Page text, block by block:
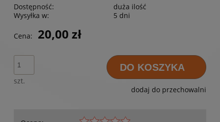
Dostępność:
duża ilość
Wysyłka w:
5 dni
Cena: 20,00 zł
szt.
DO KOSZYKA
dodaj do przechowalni